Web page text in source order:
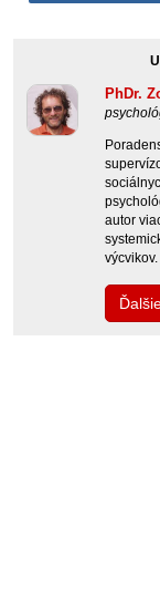
PhDr.
autor
výcvikov.